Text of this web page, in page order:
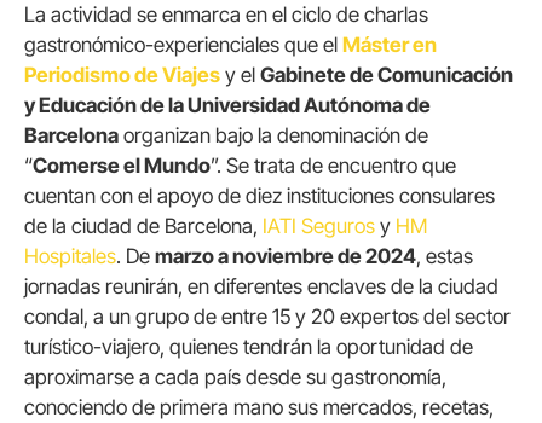
La actividad se enmarca en el ciclo de charlas
gastronómico-experienciales que el Máster en
Periodismo de Viajes y el Gabinete de Comunicación
y Educación de la Universidad Autónoma de
Barcelona organizan bajo la denominación de
“Comerse el Mundo”. Se trata de encuentro que
cuentan con el apoyo de diez instituciones consulares
de la ciudad de Barcelona, IATI Seguros y HM
Hospitales. De marzo a noviembre de 2024, estas
jornadas reunirán, en diferentes enclaves de la ciudad
condal, a un grupo de entre 15 y 20 expertos del sector
turístico-viajero, quienes tendrán la oportunidad de
aproximarse a cada país desde su gastronomía,
conociendo de primera mano sus mercados, recetas,